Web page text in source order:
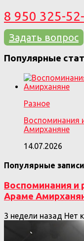
8 950 325-
Задать вопрос
Популярные
Разное
Воспоминания
Амирханяне
14.07.2026
Популярные записи
Воспоминания и
Араме
3 недели назад Нет